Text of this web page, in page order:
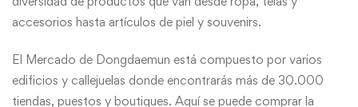
accesorios hasta artículos de piel y souvenirs.
El Mercado de Dongdaemun está compuesto por varios
edificios y callejuelas donde encontrarás más de 30.000
tiendas, puestos y boutiques. Aquí se puede comprar la